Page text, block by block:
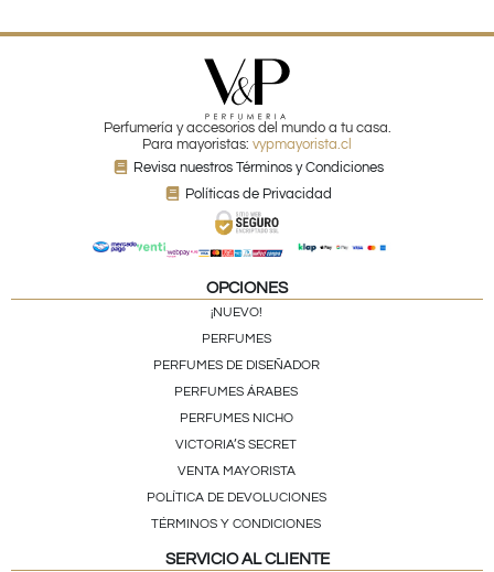
Perfumería y accesorios del mundo a tu casa.
Para mayoristas: vypmayorista.cl
Revisa nuestros Términos y Condiciones
Políticas de Privacidad
OPCIONES
¡NUEVO!
PERFUMES
PERFUMES DE DISEÑADOR
PERFUMES ÁRABES
PERFUMES NICHO
VICTORIA’S SECRET
VENTA MAYORISTA
POLÍTICA DE DEVOLUCIONES
TÉRMINOS Y CONDICIONES
SERVICIO AL CLIENTE